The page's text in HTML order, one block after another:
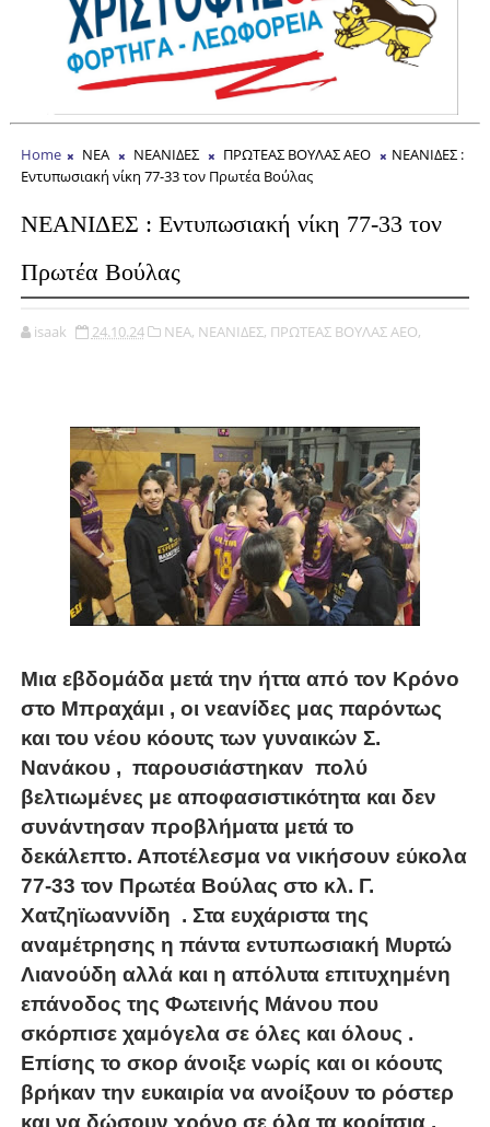
Home ΝΕΑ ΝΕΑΝΙΔΕΣ ΠΡΩΤΕΑΣ ΒΟΥΛΑΣ ΑΕΟ
ΝΕΑΝΙΔΕΣ :
Εντυπωσιακή νίκη 77-33 τον Πρωτέα Βούλας
ΝΕΑΝΙΔΕΣ : Εντυπωσιακή νίκη 77-33 τον
Πρωτέα Βούλας
isaak 24.10.24 ΝΕΑ, ΝΕΑΝΙΔΕΣ, ΠΡΩΤΕΑΣ ΒΟΥΛΑΣ ΑΕΟ,
Μια εβδομάδα μετά την ήττα από τον Κρόνο
στο Μπραχάμι , οι νεανίδες μας παρόντως
και του νέου κόουτς των γυναικών Σ.
Νανάκου , παρουσιάστηκαν πολύ
βελτιωμένες με αποφασιστικότητα και δεν
συνάντησαν προβλήματα μετά το
δεκάλεπτο. Αποτέλεσμα να νικήσουν εύκολα
77-33 τον Πρωτέα Βούλας στο κλ. Γ.
Χατζηϊωαννίδη . Στα ευχάριστα της
αναμέτρησης η πάντα εντυπωσιακή Μυρτώ
Λιανούδη αλλά και η απόλυτα επιτυχημένη
επάνοδος της Φωτεινής Μάνου που
σκόρπισε χαμόγελα σε όλες και όλους .
Επίσης το σκορ άνοιξε νωρίς και οι κόουτς
βρήκαν την ευκαιρία να ανοίξουν το ρόστερ
και να δώσουν χρόνο σε όλα τα κορίτσια .